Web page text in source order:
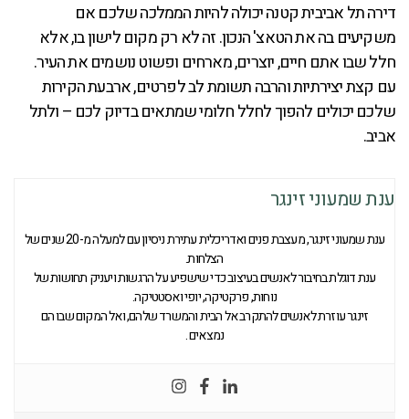
דירה תל אביבית קטנה יכולה להיות הממלכה שלכם אם
משקיעים בה את הטאצ' הנכון. זה לא רק מקום לישון בו, אלא
חלל שבו אתם חיים, יוצרים, מארחים ופשוט נושמים את העיר.
עם קצת יצירתיות והרבה תשומת לב לפרטים, ארבעת הקירות
שלכם יכולים להפוך לחלל חלומי שמתאים בדיוק לכם – ולתל
אביב.
ענת שמעוני זינגר
ענת שמעוני זינגר, מעצבת פנים ואדריכלית עתירת ניסיון עם למעלה מ-20 שנים של
הצלחות.
ענת דוגלת בחיבור לאנשים בעיצוב כדי שישפיע על הרגשות ויעניק תחושות של
נוחות, פרקטיקה, יופי ואסטטיקה.
זינגר עוזרת לאנשים להתקרב אל הבית והמשרד שלהם, ואל המקום שבו הם
נמצאים .